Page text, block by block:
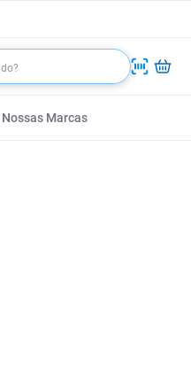
Nossas Marcas